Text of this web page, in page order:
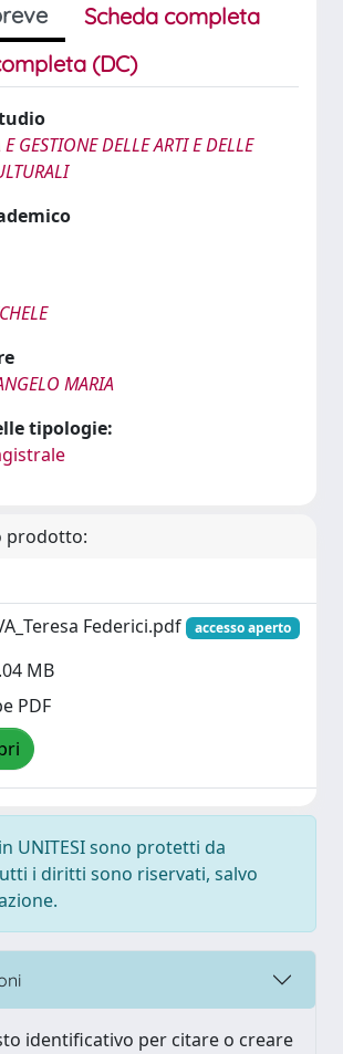
Scheda completa
(DC)
GESTIONE DELLE ARTI E DELLE
MARIA
tipologie:
prodotto:
Federici.pdf
accesso aperto
MB
PDF
UNITESI sono protetti da
i diritti sono riservati, salvo
identificativo per citare o creare